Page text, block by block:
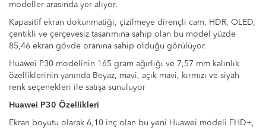
modeller arasında yer alıyor.
Kapasitif ekran dokunmatiği, çizilmeye dirençli cam, HDR, OLED,
çentikli ve çerçevesiz tasarımına sahip olan bu model yüzde
85,46 ekran gövde oranına sahip olduğu görülüyor.
Huawei P30 modelinin 165 gram ağırlığı ve 7,57 mm kalınlık
özelliklerinin yanında Beyaz, mavi, açık mavi, kırmızı ve siyah
renk seçenekleri ile satışa sunuluyor
Huawei P30 Özellikleri
Ekran boyutu olarak 6,10 inç olan bu yeni Huawei modeli FHD+,